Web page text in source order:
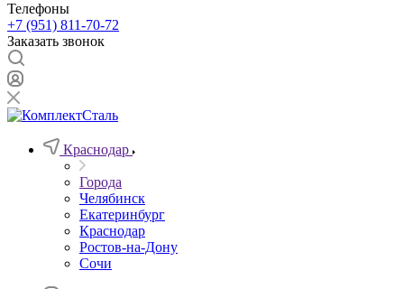
Телефоны
+7 (951) 811-70-72
Заказать звонок
Краснодар
Города
Челябинск
Екатеринбург
Краснодар
Ростов-на-Дону
Сочи